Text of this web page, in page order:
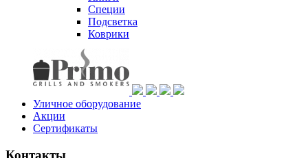
Специи
Подсветка
Коврики
Уличное оборудование
Акции
Сертификаты
Контакты